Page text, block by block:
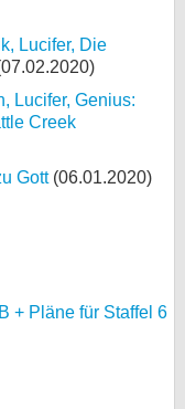
Lucifer, Die
Lucifer, Genius:
Creek
Gott(06.01.2020)
+ Pläne für Staffel 6